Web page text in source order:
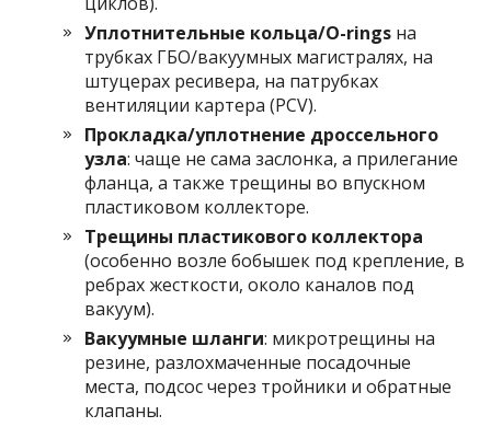
Уплотнительные кольца/О-rings на
трубках ГБО/вакуумных магистралях, на
штуцерах ресивера, на патрубках
вентиляции картера (PCV).
Прокладка/уплотнение дроссельного
узла: чаще не сама заслонка, а прилегание
фланца, а также трещины во впускном
пластиковом коллекторе.
Трещины пластикового коллектора
(особенно возле бобышек под крепление, в
ребрах жесткости, около каналов под
вакуум).
Вакуумные шланги: микротрещины на
резине, разлохмаченные посадочные
места, подсос через тройники и обратные
клапаны.